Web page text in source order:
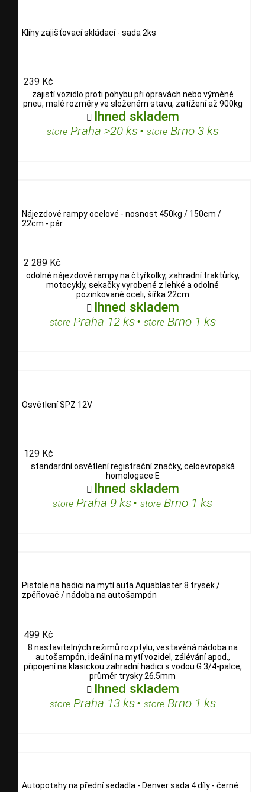
Klíny zajišťovací skládací - sada 2ks
239 Kč
zajistí vozidlo proti pohybu při opravách nebo výměně
pneu, malé rozměry ve složeném stavu, zatížení až 900kg
 Ihned skladem
storePraha >20 ks• storeBrno 3 ks
Nájezdové rampy ocelové - nosnost 450kg / 150cm /
22cm - pár
2 289 Kč
odolné nájezdové rampy na čtyřkolky, zahradní traktůrky,
motocykly, sekačky vyrobené z lehké a odolné
pozinkované oceli, šířka 22cm
 Ihned skladem
storePraha 12 ks• storeBrno 1 ks
Osvětlení SPZ 12V
129 Kč
standardní osvětlení registrační značky, celoevropská
homologace E
 Ihned skladem
store Praha 9 ks• store Brno 1 ks
Pistole na hadici na mytí auta Aquablaster 8 trysek /
zpěňovač / nádoba na autošampón
499 Kč
8 nastavitelných režimů rozptylu, vestavěná nádoba na
autošampón, ideální na mytí vozidel, zálévání apod.,
připojení na klasickou zahradní hadici s vodou G 3/4-palce,
průměr trysky 26.5mm
 Ihned skladem
storePraha 13 ks• storeBrno 1 ks
Autopotahy na přední sedadla - Denver sada 4 díly - černé